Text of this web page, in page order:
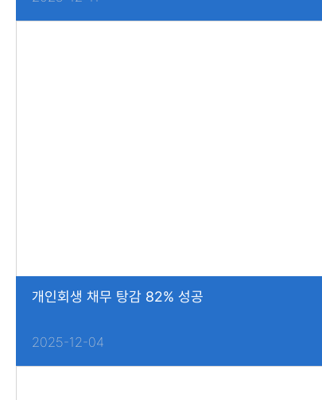
개인회생 채무 탕감 82% 성공
2025-12-04